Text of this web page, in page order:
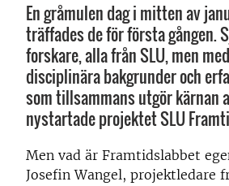
En gråmulen dag i mitten av
träffades de för första gången.
forskare, alla från SLU, men
disciplinära bakgrunder och
som tillsammans utgör kärnan
nystartade projektet SLU
Men vad är Framtidslabbet
Josefin Wangel, projektledare